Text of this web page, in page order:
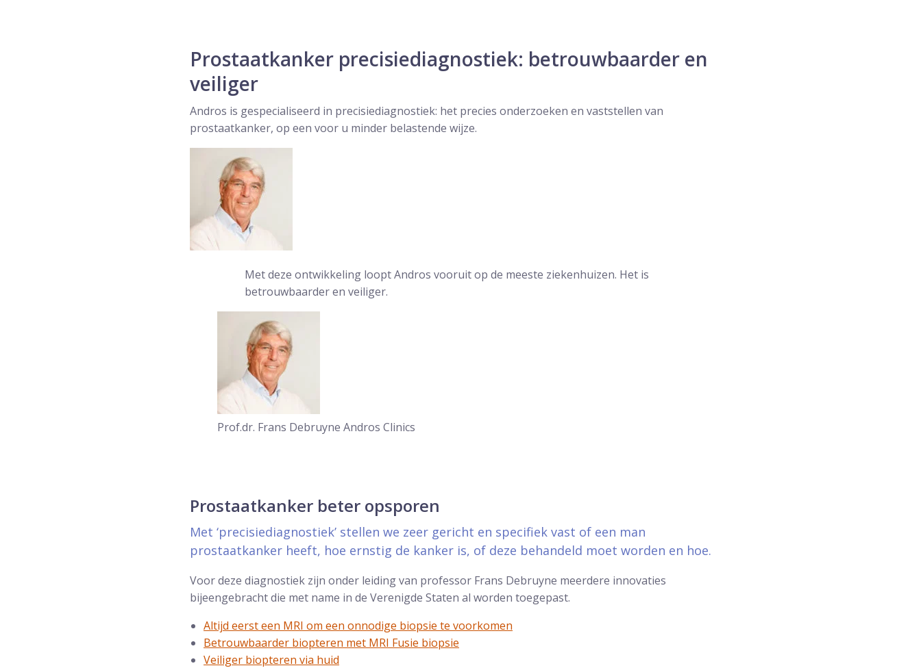
Prostaatkanker precisiediagnostiek: betrouwbaarder en
veiliger
Andros is gespecialiseerd in precisiediagnostiek: het precies onderzoeken en vaststellen van
prostaatkanker, op een voor u minder belastende wijze.
Met deze ontwikkeling loopt Andros vooruit op de meeste ziekenhuizen. Het is
betrouwbaarder en veiliger.
Prof.dr. Frans Debruyne Andros Clinics
Prostaatkanker beter opsporen
Met ‘precisiediagnostiek’ stellen we zeer gericht en specifiek vast of een man
prostaatkanker heeft, hoe ernstig de kanker is, of deze behandeld moet worden en hoe.
Voor deze diagnostiek zijn onder leiding van professor Frans Debruyne meerdere innovaties
bijeengebracht die met name in de Verenigde Staten al worden toegepast.
Altijd eerst een MRI om een onnodige biopsie te voorkomen
Betrouwbaarder biopteren met MRI Fusie biopsie
Veiliger biopteren via huid